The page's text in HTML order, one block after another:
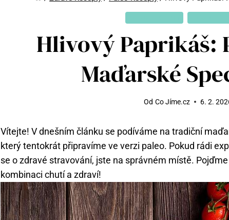
Hlivový Paprikáš:
Maďarské
Od Co Jíme.cz 6. 2.
Vítejte! V dnešním článku se podíváme na tradiční
který tentokrát připravíme ve verzi paleo. Pokud rádi
se o zdravé stravování, jste na správném místě.
kombinaci chutí a zdraví!